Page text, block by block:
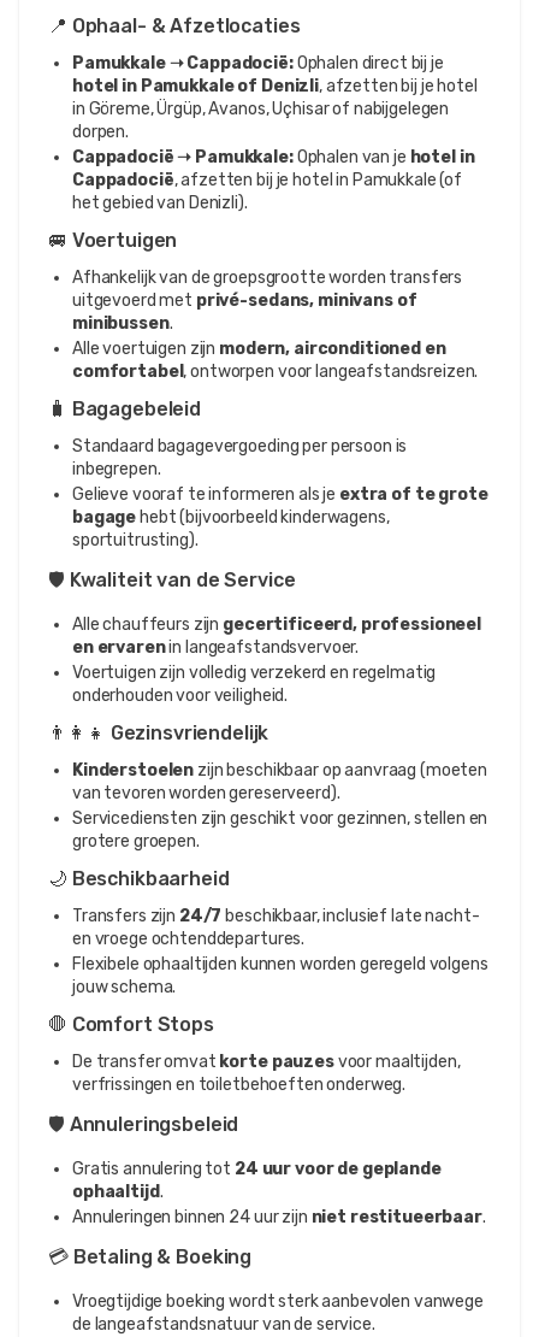
📍 Ophaal- & Afzetlocaties
Pamukkale ➝ Cappadocië:Ophalen direct bij je
hotel in Pamukkale of Denizli, afzetten bij je hotel
in Göreme, Ürgüp, Avanos, Uçhisar of nabijgelegen
dorpen.
Cappadocië ➝ Pamukkale:Ophalen van je hotel in
Cappadocië, afzetten bij je hotel in Pamukkale (of
het gebied van Denizli).
🚐 Voertuigen
Afhankelijk van de groepsgrootte worden transfers
uitgevoerd met privé-sedans, minivans of
minibussen.
Alle voertuigen zijn modern, airconditioned en
comfortabel , ontworpen voor langeafstandsreizen.
🧳 Bagagebeleid
Standaard bagagevergoeding per persoon is
inbegrepen.
Gelieve vooraf te informeren als je extra of te grote
bagage hebt (bijvoorbeeld kinderwagens,
sportuitrusting).
🛡️ Kwaliteit van de Service
Alle chauffeurs zijn gecertificeerd, professioneel
en ervarenin langeafstandsvervoer.
Voertuigen zijn volledig verzekerd en regelmatig
onderhouden voor veiligheid.
👨‍👩‍👧 Gezinsvriendelijk
Kinderstoelen zijn beschikbaar op aanvraag (moeten
van tevoren worden gereserveerd).
Servicediensten zijn geschikt voor gezinnen, stellen en
grotere groepen.
🌙 Beschikbaarheid
Transfers zijn 24/7 beschikbaar, inclusief late nacht-
en vroege ochtenddepartures.
Flexibele ophaaltijden kunnen worden geregeld volgens
jouw schema.
🛑 Comfort Stops
De transfer omvat korte pauzesvoor maaltijden,
verfrissingen en toiletbehoeften onderweg.
🛡️ Annuleringsbeleid
Gratis annulering tot 24 uur voor de geplande
ophaaltijd.
Annuleringen binnen 24 uur zijn niet restitueerbaar.
💳 Betaling & Boeking
Vroegtijdige boeking wordt sterk aanbevolen vanwege
de langeafstandsnatuur van de service.